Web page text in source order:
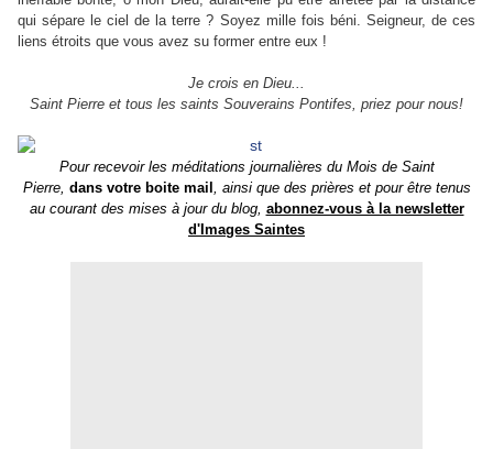
qui sépare le ciel de la terre ? Soyez mille fois béni. Seigneur, de ces
liens étroits que vous avez su former entre eux !
Je crois en Dieu...
Saint Pierre et tous les saints Souverains Pontifes, priez pour nous!
Pour recevoir les méditations journalières du Mois de Saint
Pierre, dans votre boite mail , ainsi que des prières et pour être tenus
au courant des mises à jour du blog, abonnez-vous à la newsletter
d'Images Saintes